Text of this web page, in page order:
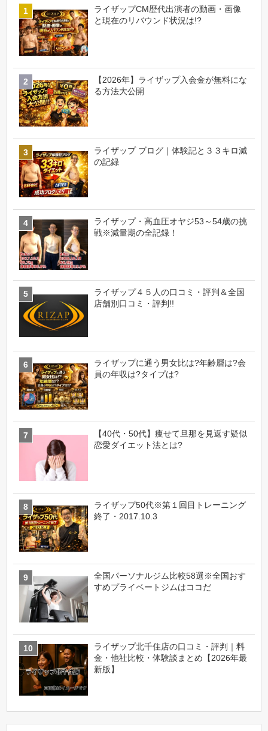
ライザップCM歴代出演者の動画・画像
と現在のリバウンド状況は!?
【2026年】ライザップ入会金が無料にな
る方法大公開
ライザップ ブログ｜体験記と３３キロ減
の記録
ライザップ・高血圧オヤジ53～54歳の挑
戦※減量期の全記録！
ライザップ４５人の口コミ・評判＆全国
店舗別口コミ・評判!!
ライザップに通う男女比は?年齢層は?会
員の年収は?タイプは?
【40代・50代】痩せて旦那を見返す疑似
恋愛ダイエット法とは?
ライザップ50代※第１回目トレーニング
終了・2017.10.3
全国パーソナルジム比較58選※全国おす
すめプライベートジムはココだ
ライザップ北千住店の口コミ・評判｜料
金・他社比較・体験談まとめ【2026年最
新版】